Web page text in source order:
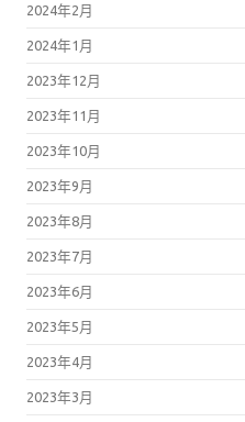
2024年1月
2023年12月
2023年11月
2023年10月
2023年9月
2023年8月
2023年7月
2023年6月
2023年5月
2023年4月
2023年3月
2023年2月